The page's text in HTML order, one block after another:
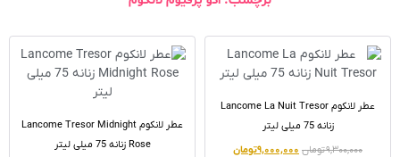
عطر لانکوم Lancome La Nuit Tresor
زنانه 75 میلی لیتر
۹,۳۰۰,۰۰۰تومان ۹,۰۰۰,۰۰۰تومان
عطر لانکوم Lancome Tresor Midnight
Rose زنانه 75 میلی لیتر